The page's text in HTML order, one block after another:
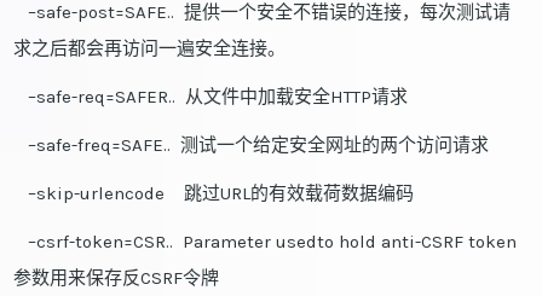
–safe-post=SAFE.. 提供一个安全不错误的连接，每次测试请
求之后都会再访问一遍安全连接。
–safe-req=SAFER.. 从文件中加载安全HTTP请求
–safe-freq=SAFE.. 测试一个给定安全网址的两个访问请求
–skip-urlencode 跳过URL的有效载荷数据编码
–csrf-token=CSR.. Parameter usedto hold anti-CSRF token
参数用来保存反CSRF令牌